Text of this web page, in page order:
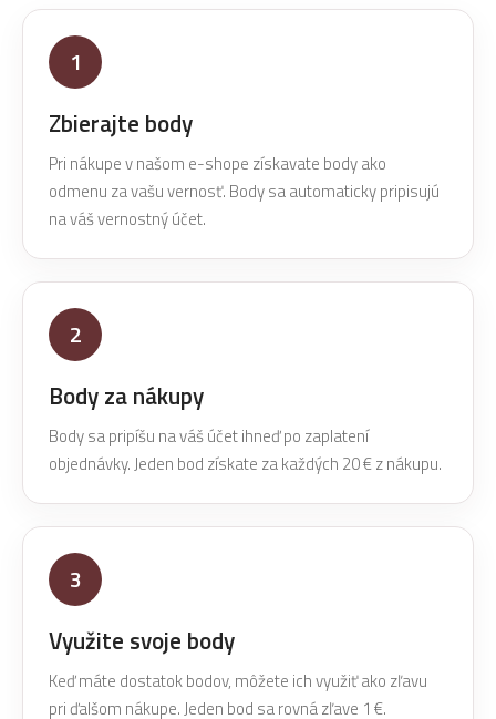
1
Zbierajte body
Pri nákupe v našom e-shope získavate body ako
odmenu za vašu vernosť. Body sa automaticky pripisujú
na váš vernostný účet.
2
Body za nákupy
Body sa pripíšu na váš účet ihneď po zaplatení
objednávky. Jeden bod získate za každých 20 € z nákupu.
3
Využite svoje body
Keď máte dostatok bodov, môžete ich využiť ako zľavu
pri ďalšom nákupe. Jeden bod sa rovná zľave 1 €.